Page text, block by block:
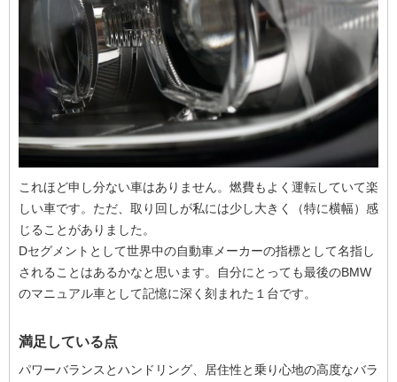
これほど申し分ない車はありません。燃費もよく運転していて楽
しい車です。ただ、取り回しが私には少し大きく（特に横幅）感
じることがありました。
Dセグメントとして世界中の自動車メーカーの指標として名指し
されることはあるかなと思います。自分にとっても最後のBMW
のマニュアル車として記憶に深く刻まれた１台です。
満足している点
パワーバランスとハンドリング、居住性と乗り心地の高度なバラ